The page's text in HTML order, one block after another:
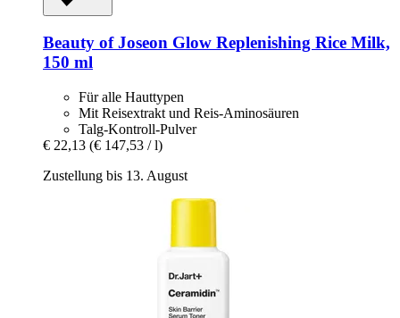
Beauty of Joseon Glow Replenishing Rice Milk,
150 ml
Für alle Hauttypen
Mit Reisextrakt und Reis-Aminosäuren
Talg-Kontroll-Pulver
€ 22,13 (€ 147,53 / l)
Zustellung bis 13. August